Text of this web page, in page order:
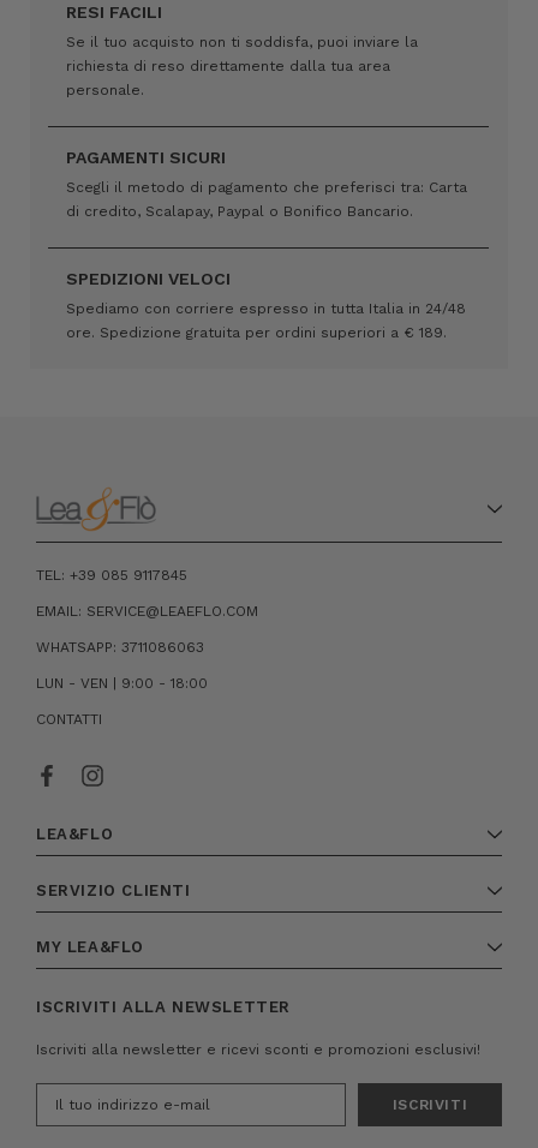
RESI FACILI
Se il tuo acquisto non ti soddisfa, puoi inviare la
richiesta di reso direttamente dalla tua area
personale.
PAGAMENTI SICURI
Scegli il metodo di pagamento che preferisci tra: Carta
di credito, Scalapay, Paypal o Bonifico Bancario.
SPEDIZIONI VELOCI
Spediamo con corriere espresso in tutta Italia in 24/48
ore. Spedizione gratuita per ordini superiori a € 189.
TEL: +39 085 9117845
EMAIL: SERVICE@LEAEFLO.COM
WHATSAPP: 3711086063
LUN - VEN | 9:00 - 18:00
CONTATTI
LEA&FLO
SERVIZIO CLIENTI
MY LEA&FLO
ISCRIVITI ALLA NEWSLETTER
Iscriviti alla newsletter e ricevi sconti e promozioni esclusivi!